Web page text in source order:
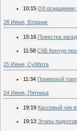
10:15 Об оснащении
28 Июня, Вторник
15:16 Повестка
11:58 СКБ Контур
25 Июня, Суббота
11:34 Проверкой
24 Июня, Пятница
19:19 Кассовый чек
19:13 Этапы